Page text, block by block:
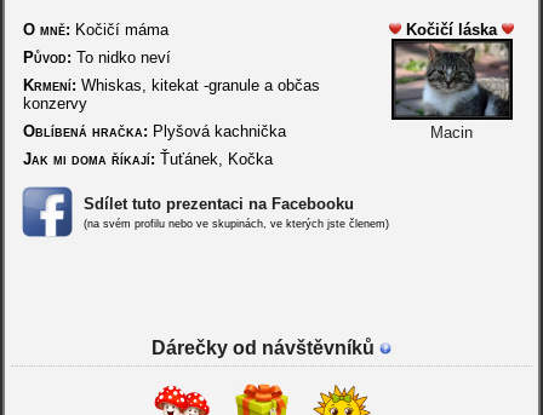
Kočičí láska
Macin
O mně: Kočičí máma
Původ: To nidko neví
Krmení: Whiskas, kitekat -granule a občas
konzervy
Oblíbená hračka: Plyšová kachnička
Jak mi doma říkají: Ťuťánek, Kočka
Sdílet tuto prezentaci na Facebooku
(na svém profilu nebo ve skupinách, ve kterých jste členem)
Dárečky od návštěvníků